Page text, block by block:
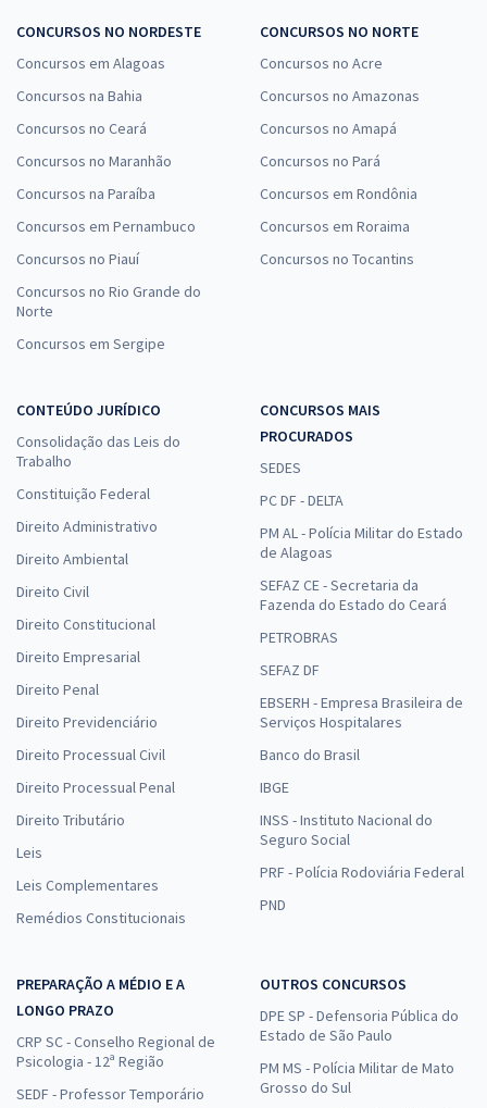
CONCURSOS NO NORDESTE
Concursos em Alagoas
Concursos na Bahia
Concursos no Ceará
Concursos no Maranhão
Concursos na Paraíba
Concursos em Pernambuco
Concursos no Piauí
Concursos no Rio Grande do
Norte
Concursos em Sergipe
CONCURSOS NO NORTE
Concursos no Acre
Concursos no Amazonas
Concursos no Amapá
Concursos no Pará
Concursos em Rondônia
Concursos em Roraima
Concursos no Tocantins
CONTEÚDO JURÍDICO
Consolidação das Leis do
Trabalho
Constituição Federal
Direito Administrativo
Direito Ambiental
Direito Civil
Direito Constitucional
Direito Empresarial
Direito Penal
Direito Previdenciário
Direito Processual Civil
Direito Processual Penal
Direito Tributário
Leis
Leis Complementares
Remédios Constitucionais
CONCURSOS MAIS
PROCURADOS
SEDES
PC DF - DELTA
PM AL - Polícia Militar do Estado
de Alagoas
SEFAZ CE - Secretaria da
Fazenda do Estado do Ceará
PETROBRAS
SEFAZ DF
EBSERH - Empresa Brasileira de
Serviços Hospitalares
Banco do Brasil
IBGE
INSS - Instituto Nacional do
Seguro Social
PRF - Polícia Rodoviária Federal
PND
PREPARAÇÃO A MÉDIO E A
LONGO PRAZO
CRP SC - Conselho Regional de
Psicologia - 12ª Região
SEDF - Professor Temporário
OUTROS CONCURSOS
DPE SP - Defensoria Pública do
Estado de São Paulo
PM MS - Polícia Militar de Mato
Grosso do Sul